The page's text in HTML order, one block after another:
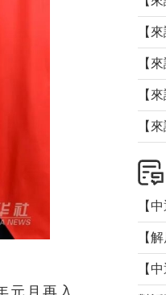
元月再入
【